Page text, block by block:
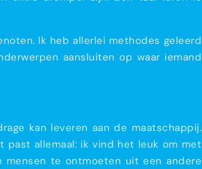
Ik heb allerlei methodes geleerd
aansluiten op waar iemand
kan leveren aan de maatschappij.
past allemaal: ik vind het leuk om met
mensen te ontmoeten uit een andere